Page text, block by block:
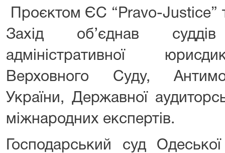
Проєктом ЄС “Pravo-Justice”
Захід об’єднав
адміністративної
Верховного Суду,
України, Державної
міжнародних експертів.
Господарський суд